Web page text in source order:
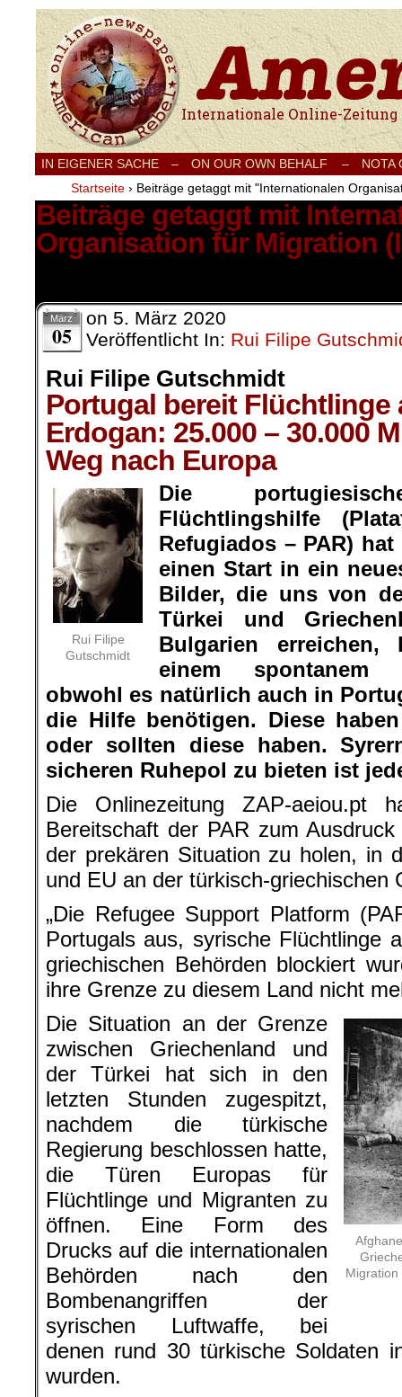
Internationale Onlinezeitung für Frieden,
IN EIGENER SACHE – ON OUR OWN BEHALF –
NOTA
Startseite › Beiträge getaggt mit "Internationalen
Beiträge getaggt mit
Organisation für Migration
März
05
on 5. März 2020
Veröffentlicht In: Rui Filipe
Rui Filipe Gutschmidt
Portugal bereit Flüchtlinge
Erdogan: 25.000 – 30.000
Weg nach Europa
Rui Filipe
Gutschmidt
Die
Flüchtlingshilfe
Refugiados – PAR)
einen Start in ein
Bilder, die uns von
Türkei und
Bulgarien
einem spontanem
obwohl es natürlich auch in
die Hilfe benötigen. Diese
oder sollten diese haben.
sicheren Ruhepol zu bieten ist
Die Onlinezeitung ZAP-aeiou.pt
Bereitschaft der PAR zum
der prekären Situation zu holen, in
und EU an der türkisch-griechischen
„Die Refugee Support Platform
Portugals aus, syrische Flüchtlinge
griechischen Behörden blockiert
ihre Grenze zu diesem Land nicht
Die Situation an der Grenze
zwischen Griechenland und
der Türkei hat sich in den
letzten Stunden zugespitzt,
nachdem die türkische
Regierung beschlossen hatte,
die Türen Europas für
Flüchtlinge und Migranten zu
öffnen. Eine Form des
Drucks auf die internationalen
Behörden nach den
Bombenangriffen der
syrischen Luftwaffe, bei
denen rund 30 türkische Soldaten
wurden.